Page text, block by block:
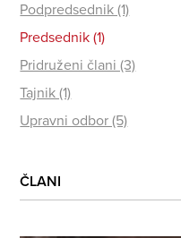
Podpredsednik (1)
Predsednik (1)
Pridruženi člani (3)
Tajnik (1)
Upravni odbor (5)
ČLANI